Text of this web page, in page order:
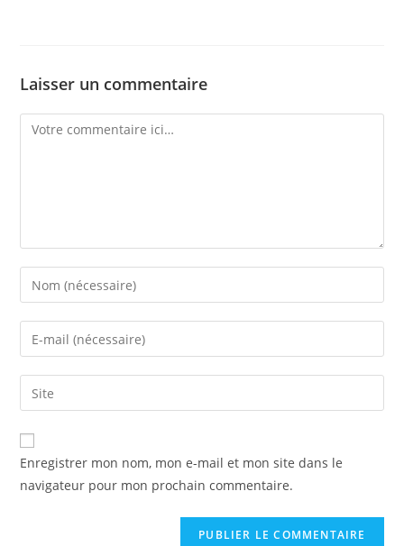
Laisser un commentaire
Enregistrer mon nom, mon e-mail et mon site dans le
navigateur pour mon prochain commentaire.